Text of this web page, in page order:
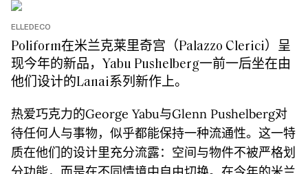
ELLEDECO
Poliform在米兰克莱里奇宫（Palazzo Clerici）呈
现今年的新品，Yabu Pushelberg一前一后坐在由
他们设计的Lanai系列新作上。
热爱巧克力的George Yabu与Glenn Pushelberg对
待任何人与事物，似乎都能保持一种流通性。这一特
质在他们的设计里充分流露：空间与物件不被严格划